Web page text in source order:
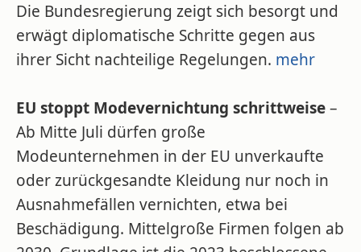
Die Bundesregierung zeigt sich besorgt und
erwägt diplomatische Schritte gegen aus
ihrer Sicht nachteilige Regelungen. mehr
EU stoppt Modevernichtung schrittweise–
Ab Mitte Juli dürfen große
Modeunternehmen in der EU unverkaufte
oder zurückgesandte Kleidung nur noch in
Ausnahmefällen vernichten, etwa bei
Beschädigung. Mittelgroße Firmen folgen ab